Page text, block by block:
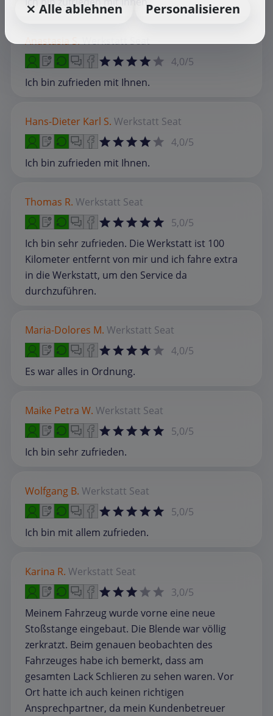
Anastasia S.WerkstattSeat
4,0/5
Ich bin zufrieden mit Ihnen.
Hans-Dieter Karl S. Werkstatt Seat
4,0/5
Ich bin zufrieden mit Ihnen.
Thomas R. Werkstatt Seat
5,0/5
Ich bin sehr zufrieden. Die Werkstatt ist 100
Kilometer entfernt von mir und ich fahre extra
in die Werkstatt, um den Service da
durchzuführen.
Maria-Dolores M. Werkstatt Seat
4,0/5
Es war alles in Ordnung.
Maike Petra W. Werkstatt Seat
5,0/5
Ich bin sehr zufrieden.
Wolfgang B. Werkstatt Seat
5,0/5
Ich bin mit allem zufrieden.
Karina R. Werkstatt Seat
3,0/5
Meinem Fahrzeug wurde vorne eine neue
Stoßstange eingebaut. Die Blende war völlig
zerkratzt. Beim genauen beobachten des
Fahrzeuges habe ich bemerkt, dass am
gesamten Lack Schlieren zu sehen waren. Vor
Ort hatte ich auch keinen richtigen
Ansprechpartner, da mein Kundenbetreuer
⨯ Alle ablehnen
Personalisieren